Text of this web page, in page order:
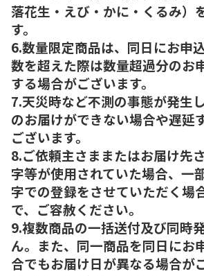
落花生・えび・かに・くるみ）
す。
6.数量限定商品は、同日にお申
数を超えた際は数量超過分のお
する場合がございます。
7.天災時など不測の事態が発生
のお届けができない場合や遅延
ございます。
8.ご依頼主さままたはお届け先
字等が使用されていた場合、一
字での登録をさせていただく場
で、ご容赦ください。
9.複数商品の一括送付及び同時
ん。また、同一商品を同日にお
合でもお届け日が異なる場合が